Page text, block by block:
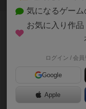
148名 0名 0
【小さな宮廷
世』が秘める戦
『ルイ14世』は、そ
気になるゲー
お気に入り作
ログイン / 会員
Google
Apple